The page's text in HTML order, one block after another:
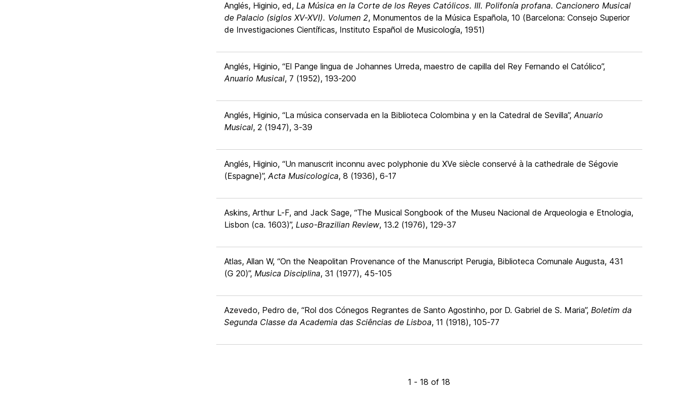
Anglés, Higinio, ed,La Música en la Corte de los Reyes Católicos. III. Polifonía profana. Cancionero Musical
de Palacio (siglos XV-XVI). Volumen 2, Monumentos de la Música Española, 10 (Barcelona: Consejo Superior
de Investigaciones Científicas, Instituto Español de Musicología, 1951)
Anglés, Higinio, “El Pange lingua de Johannes Urreda, maestro de capilla del Rey Fernando el Católico”,
Anuario Musical, 7 (1952), 193-200
Anglés, Higinio, “La música conservada en la Biblioteca Colombina y en la Catedral de Sevilla”,Anuario
Musical, 2 (1947), 3-39
Anglés, Higinio, “Un manuscrit inconnu avec polyphonie du XVe siècle conservé à la cathedrale de Ségovie
(Espagne)”,Acta Musicologica, 8 (1936), 6-17
Askins, Arthur L-F, and Jack Sage, “The Musical Songbook of the Museu Nacional de Arqueologia e Etnologia,
Lisbon (ca. 1603)”,Luso-Brazilian Review, 13.2 (1976), 129-37
Atlas, Allan W, “On the Neapolitan Provenance of the Manuscript Perugia, Biblioteca Comunale Augusta, 431
(G 20)”,Musica Disciplina, 31 (1977), 45-105
Azevedo, Pedro de, “Rol dos Cónegos Regrantes de Santo Agostinho, por D. Gabriel de S. Maria”,Boletim da
Segunda Classe da Academia das Sciências de Lisboa, 11 (1918), 105-77
1 - 18 of 18